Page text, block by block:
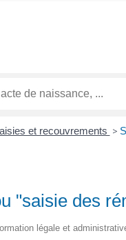
et recouvrements >
"saisie des
légale et